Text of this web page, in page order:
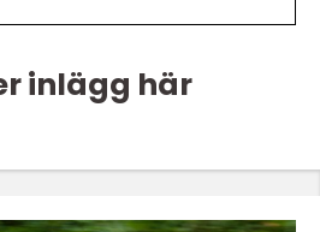
inlägg här